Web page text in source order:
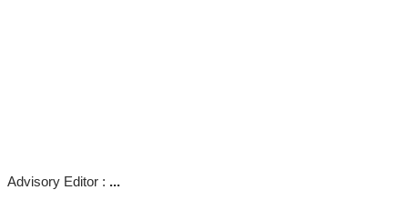
Advisory Editor : ...